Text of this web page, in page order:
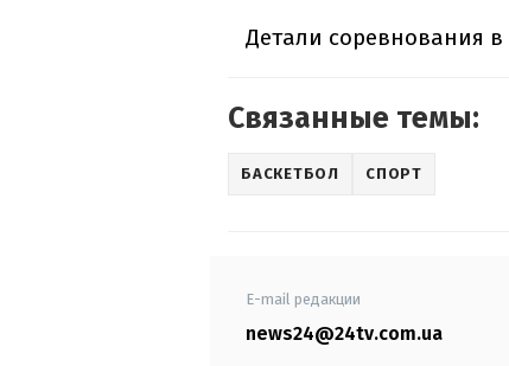
Детали соревнования
Связанные темы:
БАСКЕТБОЛ СПОРТ
E-mail редакции
news24@24tv.com.ua